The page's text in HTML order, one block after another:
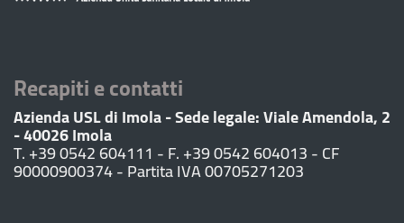
Recapiti e contatti
Azienda USL di Imola - Sede legale: Viale Amendola, 2
- 40026 Imola
T. +39 0542 604111 - F. +39 0542 604013 - CF
90000900374 - Partita IVA 00705271203